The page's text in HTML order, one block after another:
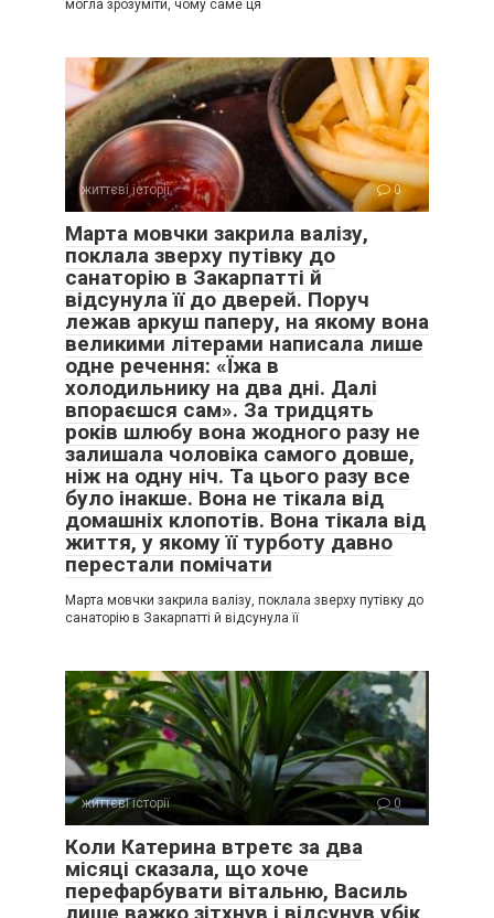
могла зрозуміти, чому саме ця
життєві історії 0
Марта мовчки закрила валізу,
поклала зверху путівку до
санаторію в Закарпатті й
відсунула її до дверей. Поруч
лежав аркуш паперу, на якому вона
великими літерами написала лише
одне речення: «Їжа в
холодильнику на два дні. Далі
впораєшся сам». За тридцять
років шлюбу вона жодного разу не
залишала чоловіка самого довше,
ніж на одну ніч. Та цього разу все
було інакше. Вона не тікала від
домашніх клопотів. Вона тікала від
життя, у якому її турботу давно
перестали помічати
Марта мовчки закрила валізу, поклала зверху путівку до
санаторію в Закарпатті й відсунула її
життєві історії 0
Коли Катерина втретє за два
місяці сказала, що хоче
перефарбувати вітальню, Василь